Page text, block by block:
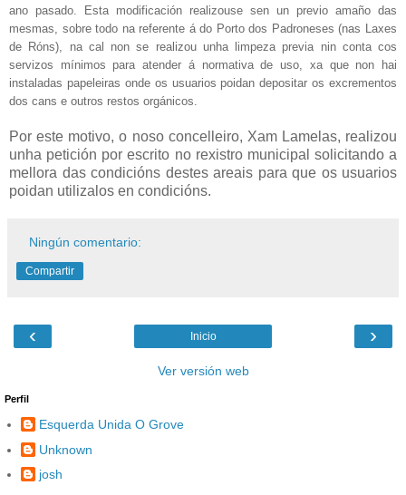
ano pasado. Esta modificación realizouse sen un previo amaño das
mesmas, sobre todo na referente á do Porto dos Padroneses (nas Laxes
de Róns), na cal non se realizou unha limpeza previa nin conta cos
servizos mínimos para atender á normativa de uso, xa que non hai
instaladas papeleiras onde os usuarios poidan depositar os excrementos
dos cans e outros restos orgánicos.
Por este motivo, o noso concelleiro, Xam Lamelas, realizou
unha petición por escrito no rexistro municipal solicitando a
mellora das condicións destes areais para que os usuarios
poidan utilizalos en condicións.
Ningún comentario:
Compartir
‹ ›
Inicio
Ver versión web
Perfil
Esquerda Unida O Grove
Unknown
josh